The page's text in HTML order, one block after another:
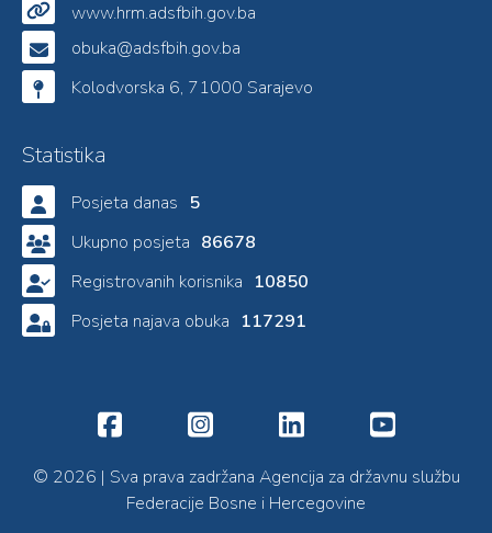
www.hrm.adsfbih.gov.ba
obuka@adsfbih.gov.ba
Kolodvorska 6, 71000 Sarajevo
Statistika
Posjeta danas 5
Ukupno posjeta 86678
Registrovanih korisnika 10850
Posjeta najava obuka 117291
© 2026 | Sva prava zadržana Agencija za državnu službu
Federacije Bosne i Hercegovine